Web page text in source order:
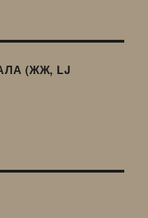
(ЖЖ, LJ